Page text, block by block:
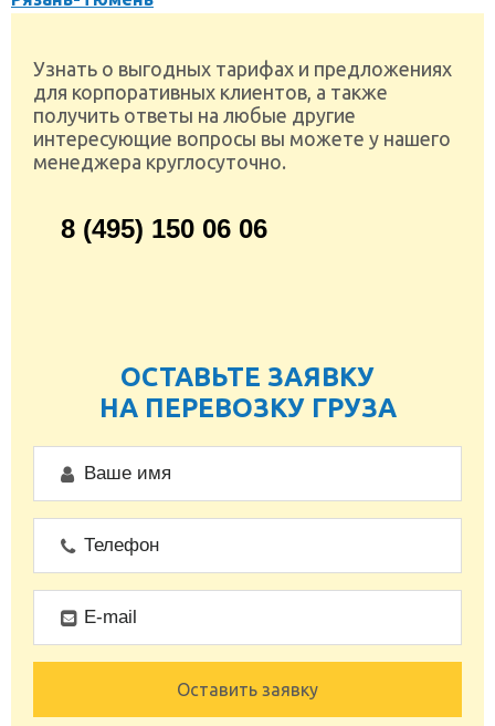
Узнать о выгодных тарифах и предложениях
для корпоративных клиентов, а также
получить ответы на любые другие
интересующие вопросы вы можете у нашего
менеджера круглосуточно.
8 (495) 150 06 06
ОСТАВЬТЕ ЗАЯВКУ
НА ПЕРЕВОЗКУ ГРУЗА
Оставить заявку